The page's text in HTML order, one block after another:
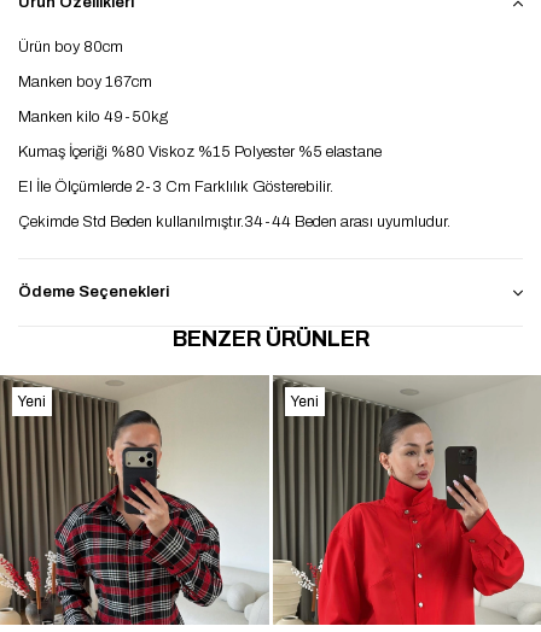
Ürün boy 80cm
Manken boy 167cm
Manken kilo 49-50kg
Kumaş İçeriği %80 Viskoz %15 Polyester %5 elastane
El İle Ölçümlerde 2-3 Cm Farklılık Gösterebilir.
Çekimde Std Beden kullanılmıştır.34-44 Beden arası uyumludur.
Ödeme Seçenekleri
BENZER ÜRÜNLER
Yeni
Ürün
Yeni